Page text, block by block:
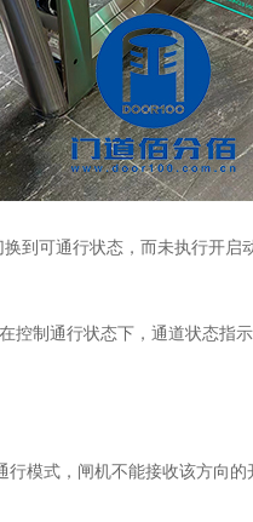
到可通行状态，而未执行开启
控制通行状态下，通道状态指
行模式，闸机不能接收该方向的